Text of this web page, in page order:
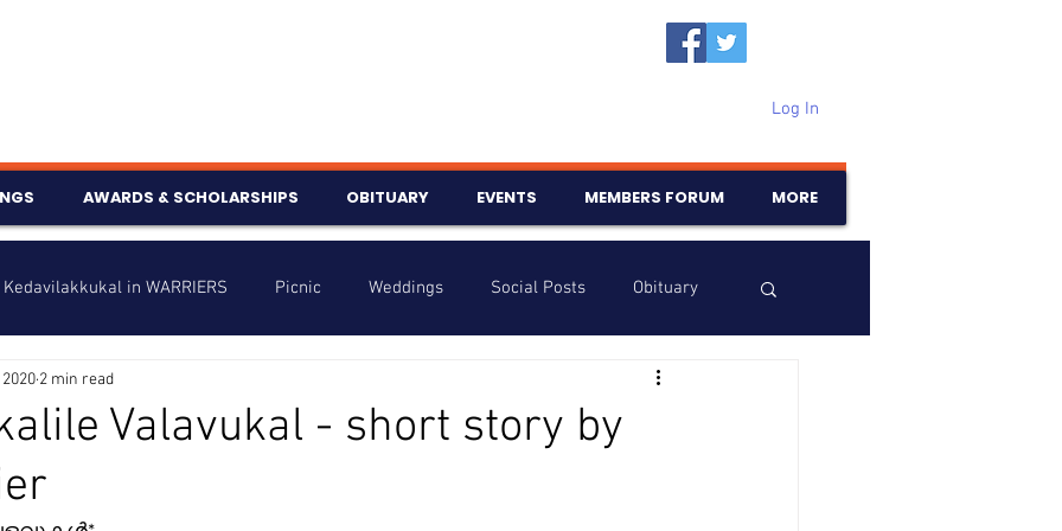
Log In
AWARDS & SCHOLARSHIPS OBITUARY EVENTS MEMBERS FORUM MORE
Kedavilakkukal in WARRIERS Picnic Weddings Social Posts Obituary
Info Birthdays
Valavukal - short story by
2 min read